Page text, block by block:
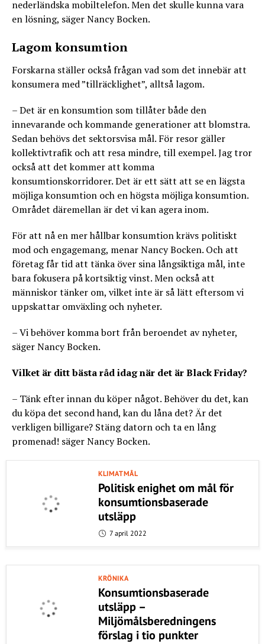
nederländska mobiltelefon. Men det skulle kunna vara
en lösning, säger Nancy Bocken.
Lagom konsumtion
Forskarna ställer också frågan vad som det innebär att
konsumera med ”tillräcklighet”, alltså lagom.
– Det är en konsumtion som tillåter både den
innevarande och kommande generationer att blomstra.
Sedan behövs det sektorsvisa mål. För resor gäller
kollektivtrafik och att resa mindre, till exempel. Jag tror
också att det kommer att komma
konsumtionskorridorer. Det är ett sätt att se en lägsta
möjliga konsumtion och en högsta möjliga konsumtion.
Området däremellan är det vi kan agera inom.
För att nå en mer hållbar konsumtion krävs politiskt
mod och engagemang, menar Nancy Bocken. Och att
företag får tid att tänka över sina långsiktiga mål, inte
bara fokusera på kortsiktig vinst. Men också att
människor tänker om, vilket inte är så lätt eftersom vi
uppskattar omväxling och nyheter.
– Vi behöver komma bort från beroendet av nyheter,
säger Nancy Bocken.
Vilket är ditt bästa råd idag när det är Black Friday?
– Tänk efter innan du köper något. Behöver du det, kan
du köpa det second hand, kan du låna det? Är det
verkligen billigare? Stäng datorn och ta en lång
promenad! säger Nancy Bocken.
KLIMATMÅL
Politisk enighet om mål för
konsumtionsbaserade
utsläpp
7 april 2022
KRÖNIKA
Konsumtionsbaserade
utsläpp –
Miljömålsberedningens
förslag i tio punkter